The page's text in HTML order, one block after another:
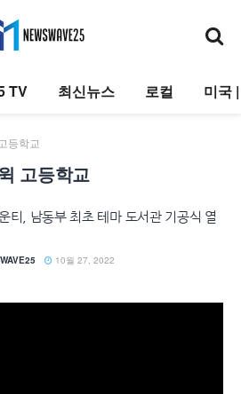
TV 최신뉴스 로컬 미국
등학교
고등학교
티, 남동부 최초 테마 도서관 기공식 열
10월 27, 2022